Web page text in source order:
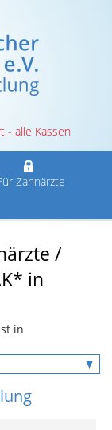
- alle Kassen
Zahnärzte
/
in
in